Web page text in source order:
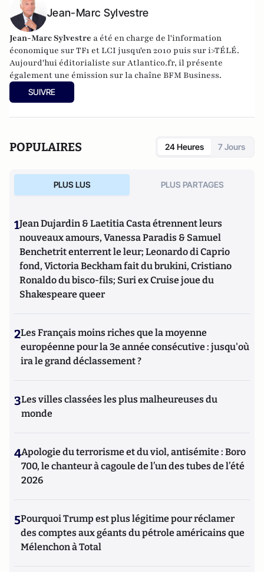
Jean-Marc Sylvestre
Jean-Marc Sylvestre a été en charge de l'information
économique sur TF1 et LCI jusqu'en 2010 puis sur i>TÉLÉ.
Aujourd'hui éditorialiste sur Atlantico.fr, il présente
également une émission sur la chaîne BFM Business.
SUIVRE
POPULAIRES 24 Heures 7 Jours
PLUS LUS PLUS PARTAGES
1Jean Dujardin & Laetitia Casta étrennent leurs
nouveaux amours, Vanessa Paradis & Samuel
Benchetrit enterrent le leur; Leonardo di Caprio
fond, Victoria Beckham fait du brukini, Cristiano
Ronaldo du bisco-fils; Suri ex Cruise joue du
Shakespeare queer
2Les Français moins riches que la moyenne
européenne pour la 3e année consécutive : jusqu'où
ira le grand déclassement ?
3Les villes classées les plus malheureuses du
monde
4Apologie du terrorisme et du viol, antisémite : Boro
700, le chanteur à cagoule de l’un des tubes de l’été
2026
5Pourquoi Trump est plus légitime pour réclamer
des comptes aux géants du pétrole américains que
Mélenchon à Total